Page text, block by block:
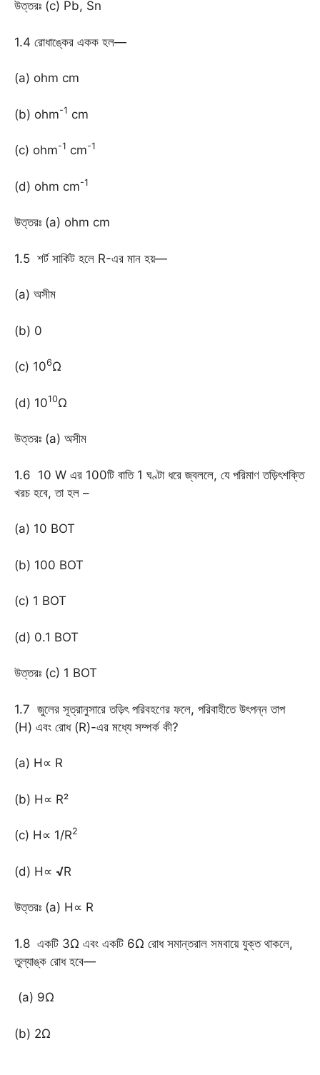
উত্তরঃ (c) Pb, Sn
1.4 রোধাঙ্কের একক হল—
(a) ohm cm
(b) ohm-1 cm
(c) ohm-1 cm-1
(d) ohm cm-1
উত্তরঃ (a) ohm cm
1.5 শর্ট সার্কিট হলে R-এর মান হয়—
(a) অসীম
(b) 0
(c) 106Ω
(d) 1010Ω
উত্তরঃ (a) অসীম
1.6 10 W এর 100টি বাতি 1 ঘণ্টা ধরে জ্বললে, যে পরিমাণ তড়িৎশক্তি
খরচ হবে, তা হল –
(a) 10 BOT
(b) 100 BOT
(c) 1 BOT
(d) 0.1 BOT
উত্তরঃ (c) 1 BOT
1.7 জুলের সূত্রানুসারে তড়িৎ পরিবহণের ফলে, পরিবাহীতে উৎপন্ন তাপ
(H) এবং রোধ (R)-এর মধ্যে সম্পর্ক কী?
(a) H∝ R
(b) H∝ R²
(c) H∝ 1/R2
(d) H∝ √R
উত্তরঃ (a) H∝ R
1.8 একটি 3Ω এবং একটি 6Ω রোধ সমান্তরাল সমবায়ে যুক্ত থাকলে,
তুল্যাঙ্ক রোধ হবে—
(a) 9Ω
(b) 2Ω